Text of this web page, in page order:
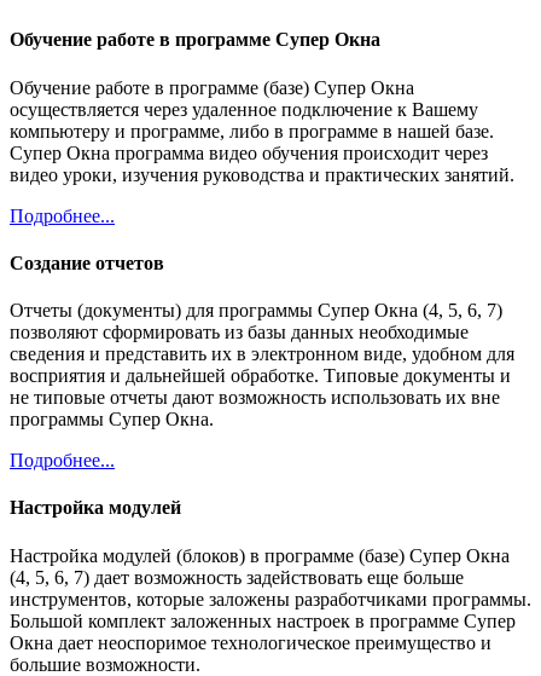
Обучение работе в программе Супер Окна
Обучение работе в программе (базе) Супер Окна
осуществляется через удаленное подключение к Вашему
компьютеру и программе, либо в программе в нашей базе.
Супер Окна программа видео обучения происходит через
видео уроки, изучения руководства и практических занятий.
Подробнее...
Создание отчетов
Отчеты (документы) для программы Супер Окна (4, 5, 6, 7)
позволяют сформировать из базы данных необходимые
сведения и представить их в электронном виде, удобном для
восприятия и дальнейшей обработке. Типовые документы и
не типовые отчеты дают возможность использовать их вне
программы Супер Окна.
Подробнее...
Настройка модулей
Настройка модулей (блоков) в программе (базе) Супер Окна
(4, 5, 6, 7) дает возможность задействовать еще больше
инструментов, которые заложены разработчиками программы.
Большой комплект заложенных настроек в программе Супер
Окна дает неоспоримое технологическое преимущество и
большие возможности.